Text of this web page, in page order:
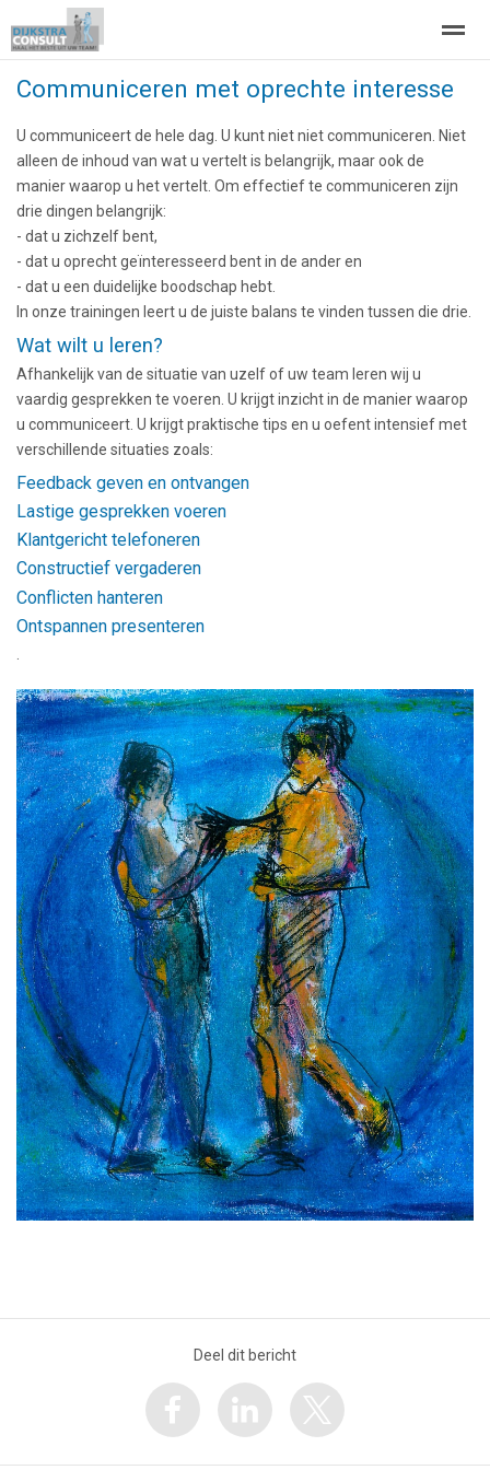
Haal het beste uit uw team! Mijn achtergrond
Communiceren met oprechte interesse
U communiceert de hele dag. U kunt niet niet communiceren. Niet
alleen de inhoud van wat u vertelt is belangrijk, maar ook de
manier waarop u het vertelt. Om effectief te communiceren zijn
drie dingen belangrijk:
- dat u zichzelf bent,
- dat u oprecht geïnteresseerd bent in de ander en
- dat u een duidelijke boodschap hebt.
In onze trainingen leert u de juiste balans te vinden tussen die drie.
Wat wilt u leren?
Afhankelijk van de situatie van uzelf of uw team leren wij u
vaardig gesprekken te voeren. U krijgt inzicht in de manier waarop
u communiceert. U krijgt praktische tips en u oefent intensief met
verschillende situaties zoals:
Feedback geven en ontvangen
Lastige gesprekken voeren
Klantgericht telefoneren
Constructief vergaderen
Conflicten hanteren
Ontspannen presenteren
Deel dit bericht